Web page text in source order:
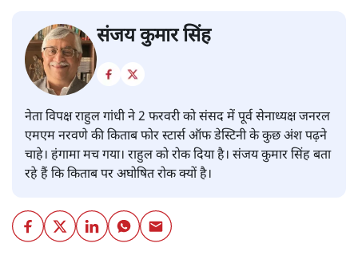
संजय कुमार सिंह
नेता विपक्ष राहुल गांधी ने 2 फरवरी को संसद में पूर्व सेनाध्यक्ष जनरल
एमएम नरवणे की किताब फोर स्टार्स ऑफ डेस्टिनी के कुछ अंश पढ़ने
चाहे। हंगामा मच गया। राहुल को रोक दिया है। संजय कुमार सिंह बता
रहे हैं कि किताब पर अघोषित रोक क्यों है।